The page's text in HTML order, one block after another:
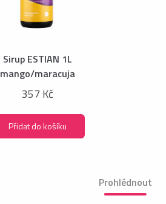
Sirup ESTIAN 1L
mango/maracuja
357 Kč
Přidat do košíku
Prohlédnout